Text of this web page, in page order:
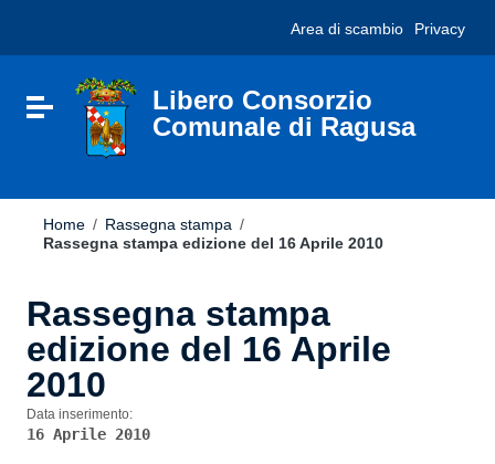
sito
include
Vai al footer
Area di scambio Privacy
Attiva / disattiva la navigazione
Libero Consorzio
Comunale di Ragusa
Home / Rassegna stampa /
Rassegna stampa edizione del 16 Aprile 2010
Rassegna stampa
edizione del 16 Aprile
2010
Data inserimento:
16 Aprile 2010